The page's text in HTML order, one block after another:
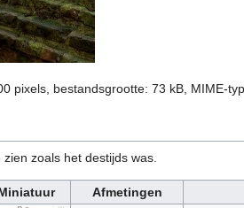
pixels, bestandsgrootte: 73 kB, MIME-
zoals het destijds was.
Afmetingen